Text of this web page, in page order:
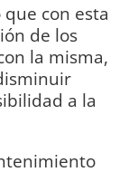
con esta
de los
la misma,
a la